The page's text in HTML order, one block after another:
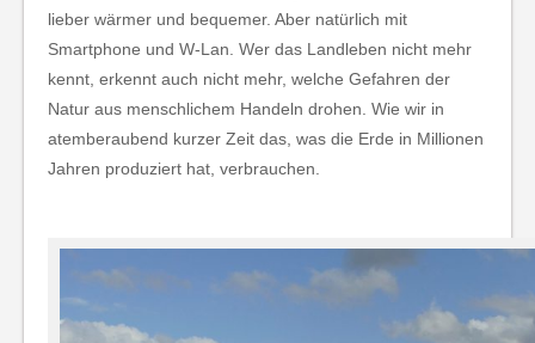
lieber wärmer und bequemer. Aber natürlich mit
Smartphone und W-Lan. Wer das Landleben nicht mehr
kennt, erkennt auch nicht mehr, welche Gefahren der
Natur aus menschlichem Handeln drohen. Wie wir in
atemberaubend kurzer Zeit das, was die Erde in Millionen
Jahren produziert hat, verbrauchen.